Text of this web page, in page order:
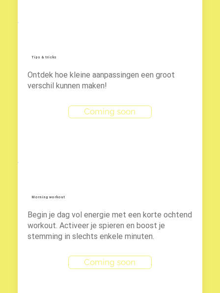
Tips & tricks
Ontdek hoe kleine aanpassingen een groot
verschil kunnen maken!
Coming soon
Morning workout
Begin je dag vol energie met een korte ochtend
workout. Activeer je spieren en boost je
stemming in slechts enkele minuten.
Coming soon